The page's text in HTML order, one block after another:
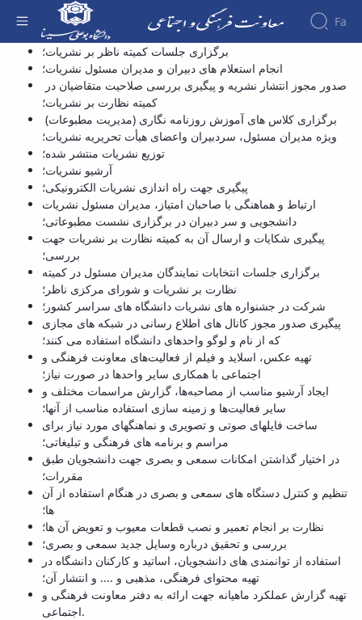
Fa
About the
Chancellery
About
Vice
Chancellor
Goals
and
Responsibilities
Contact
the
Vice-
Chancellery
Organizational
structure
Director
of
Cultural
and
Social
Planning
Director
of
Cultural
and
Social
Support
Services
کارشناس نشریات و سمعی بصری - معاونت
فرهنگی
برگزاری جلسات کمیته ناظر بر نشریات؛
انجام استعلام های دبیران و مدیران مسئول نشریات؛
کمیته نظارت بر نشریات؛
ویژه مدیران مسئول، سردبیران واعضای هیأت تحریریه نشریات؛
توزیع نشریات منتشر شده؛
آرشیو نشریات؛
پیگیری جهت راه اندازی نشریات الکترونیکی؛
ارتباط و هماهنگی با صاحبان امتیاز، مدیران مسئول نشریات
دانشجویی و سر دبیران در برگزاری نشست مطبوعاتی؛
پیگیری شکایات و ارسال آن به کمیته نظارت بر نشریات جهت
بررسی؛
برگزاری جلسات انتخابات نمایندگان مدیران مسئول در کمیته
نظارت بر نشریات و شورای مرکزی ناظر؛
شرکت در جشنواره های نشریات دانشگاه های سراسر کشور؛
پیگیری صدور مجوز کانال های اطلاع رسانی در شبکه های مجازی
که از نام و لوگو واحدهای دانشگاه استفاده می کنند؛
تهیه عکس، اسلاید و فیلم از فعالیت‌های معاونت فرهنگی و
اجتماعی با همکاری سایر واحدها در صورت نیاز؛
ایجاد آرشیو مناسب از مصاحبه‌ها، گزارش مراسمات مختلف و
سایر فعالیت‌ها و زمینه سازی استفاده مناسب از آنها؛
ساخت فایلهای صوتی و تصویری و نماهنگهای مورد نیاز برای
مراسم و برنامه های فرهنگی و تبلیغاتی؛
در اختیار گذاشتن امکانات سمعی و بصری جهت دانشجویان طبق
مقررات؛
تنظیم و کنترل دستگاه های سمعی و بصری در هنگام استفاده از آن
ها؛
نظارت بر انجام تعمیر و نصب قطعات معیوب و تعویض آن ها؛
بررسی و تحقیق درباره وسایل جدید سمعی و بصری؛
استفاده از توانمندی های دانشجویان، اساتید و کارکنان دانشگاه در
تهیه محتوای فرهنگی، مذهبی و .... و انتشار آن؛
تهیه گزارش عملکرد ماهیانه جهت ارائه به دفتر معاونت فرهنگی و
اجتماعی.